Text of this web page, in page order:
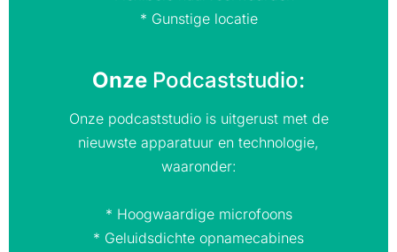
* Gunstige locatie
Onze Podcaststudio:
Onze podcaststudio is uitgerust met de
nieuwste apparatuur en technologie,
waaronder:
* Hoogwaardige microfoons
* Geluidsdichte opnamecabines